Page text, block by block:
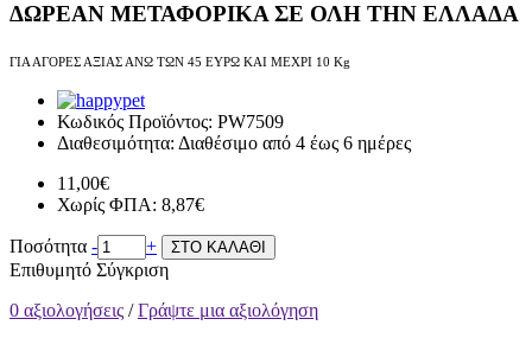
ΔΩΡΕΑΝ ΜΕΤΑΦΟΡΙΚΑ ΣΕ ΟΛΗ ΤΗΝ ΕΛΛΑΔΑ
ΓΙΑ ΑΓΟΡΕΣ ΑΞΙΑΣ ΑΝΩ ΤΩΝ 45 ΕΥΡΩ ΚΑΙ ΜΕΧΡΙ 10 Kg
Κωδικός Προϊόντος: PW7509
Διαθεσιμότητα: Διαθέσιμο από 4 έως 6 ημέρες
11,00€
Χωρίς ΦΠΑ: 8,87€
Ποσότητα - + ΣΤΟ ΚΑΛΑΘΙ
Επιθυμητό Σύγκριση
0 αξιολογήσεις /Γράψτε μια αξιολόγηση